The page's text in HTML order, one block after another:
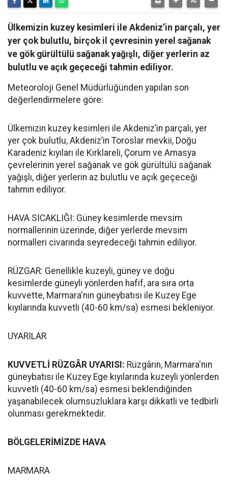
Ülkemizin kuzey kesimleri ile Akdeniz’in parçalı, yer
yer çok bulutlu, birçok il çevresinin yerel sağanak
ve gök gürültülü sağanak yağışlı, diğer yerlerin az
bulutlu ve açık geçeceği tahmin ediliyor.
Meteoroloji Genel Müdürlüğünden yapılan son
değerlendirmelere göre:
Ülkemizin kuzey kesimleri ile Akdeniz’in parçalı, yer
yer çok bulutlu, Akdeniz’in Toroslar mevkii, Doğu
Karadeniz kıyıları ile Kırklareli, Çorum ve Amasya
çevrelerinin yerel sağanak ve gök gürültülü sağanak
yağışlı, diğer yerlerin az bulutlu ve açık geçeceği
tahmin ediliyor.
HAVA SICAKLIĞI: Güney kesimlerde mevsim
normallerinin üzerinde, diğer yerlerde mevsim
normalleri civarında seyredeceği tahmin ediliyor.
RÜZGAR: Genellikle kuzeyli, güney ve doğu
kesimlerde güneyli yönlerden hafif, ara sıra orta
kuvvette, Marmara'nın güneybatısı ile Kuzey Ege
kıyılarında kuvvetli (40-60 km/sa) esmesi bekleniyor.
UYARILAR
KUVVETLİ RÜZGÂR UYARISI: Rüzgârın, Marmara'nın
güneybatısı ile Kuzey Ege kıyılarında kuzeyli yönlerden
kuvvetli (40-60 km/sa) esmesi beklendiğinden
yaşanabilecek olumsuzluklara karşı dikkatli ve tedbirli
olunması gerekmektedir.
BÖLGELERİMİZDE HAVA
MARMARA